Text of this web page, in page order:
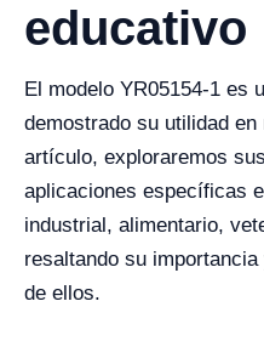
educativo
El modelo YR05154-1 es
demostrado su utilidad
artículo, exploraremos
aplicaciones específicas
industrial, alimentario,
resaltando su
de ellos.